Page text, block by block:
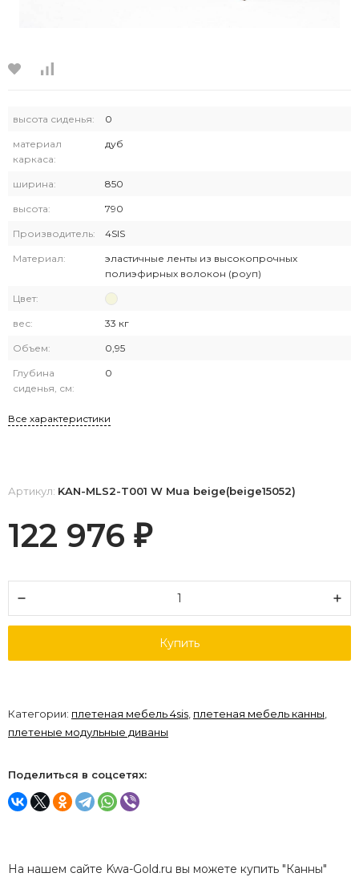
высота сиденья: 0
материал
каркаса:
дуб
ширина: 850
высота: 790
Производитель: 4SIS
Материал:
эластичные ленты из высокопрочных
полиэфирных волокон (роуп)
Цвет:
вес: 33 кг
Объем: 0,95
Глубина
сиденья, см:
0
Все характеристики
Артикул: KAN-MLS2-T001 W Mua beige(beige15052)
122 976 ₽
Купить
Категории: плетеная мебель 4sis плетеная мебель канны
плетеные модульные диваны
Поделиться в соцсетях:
На нашем сайте Kwa-Gold.ru вы можете купить "Канны"